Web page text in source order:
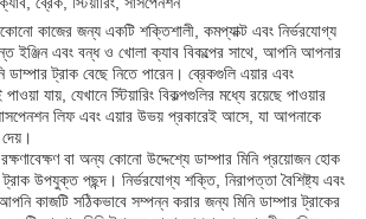
কাজের জন্য একটি শক্তিশালী, কমপ্যাক্ট এবং নির্ভরযোগ্য
এবং বন্ধ ও খোলা ক্যাব বিকল্পের সাথে, আপনি আপনার
ডাম্পার ট্রাক বেছে নিতে পারেন। ব্রেকগুলি এয়ার এবং
যায়, যেখানে স্টিয়ারিং বিকল্পগুলির মধ্যে রয়েছে পাওয়ার
লিফ এবং এয়ার উভয় প্রকারেই আসে, যা আপনাকে
বা অন্য কোনো উদ্দেশ্যে ডাম্পার মিনি প্রয়োজন হোক
উপযুক্ত পছন্দ। নির্ভরযোগ্য শক্তি, নিরাপত্তা বৈশিষ্ট্য এবং
কাজটি সঠিকভাবে সম্পন্ন করার জন্য মিনি ডাম্পার ট্রাকের